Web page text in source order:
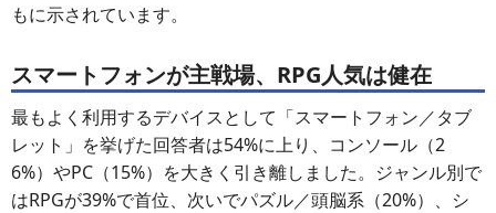
もに示されています。
スマートフォンが主戦場、RPG人気は健在
最もよく利用するデバイスとして「スマートフォン／タブ
レット」を挙げた回答者は54%に上り、コンソール（2
6%）やPC（15%）を大きく引き離しました。ジャンル別で
はRPGが39%で首位、次いでパズル／頭脳系（20%）、シ